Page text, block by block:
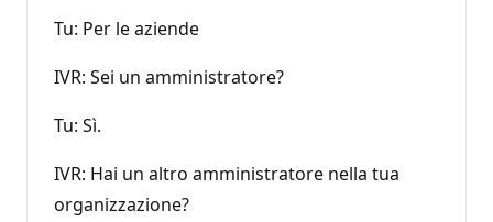
Tu: Per le aziende
IVR: Sei un amministratore?
Tu: Sì.
IVR: Hai un altro amministratore nella tua
organizzazione?